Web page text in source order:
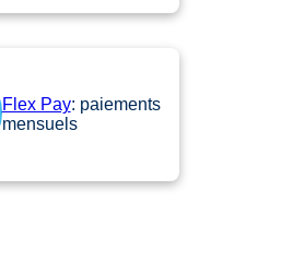
Flex Pay: paiements
mensuels